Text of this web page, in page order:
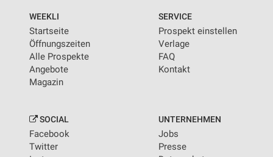
WEEKLI
Startseite
Öffnungszeiten
Alle Prospekte
Angebote
Magazin
SERVICE
Prospekt einstellen
Verlage
FAQ
Kontakt
SOCIAL
Facebook
Twitter
UNTERNEHMEN
Jobs
Presse